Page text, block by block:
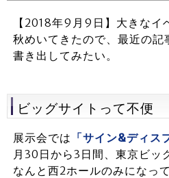
【2018年9月9日】大きなイ
秋めいてきたので、最近の記
書き出してみたい。
ビッグサイトって不便
展示会では 「サイン&ディス
月30日から3日間、東京ビッ
なんと西2ホールのみになっ